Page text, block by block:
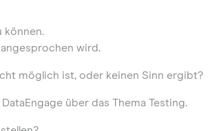
können.
wird.
möglich ist, oder keinen Sinn ergibt?
über das Thema Testing.